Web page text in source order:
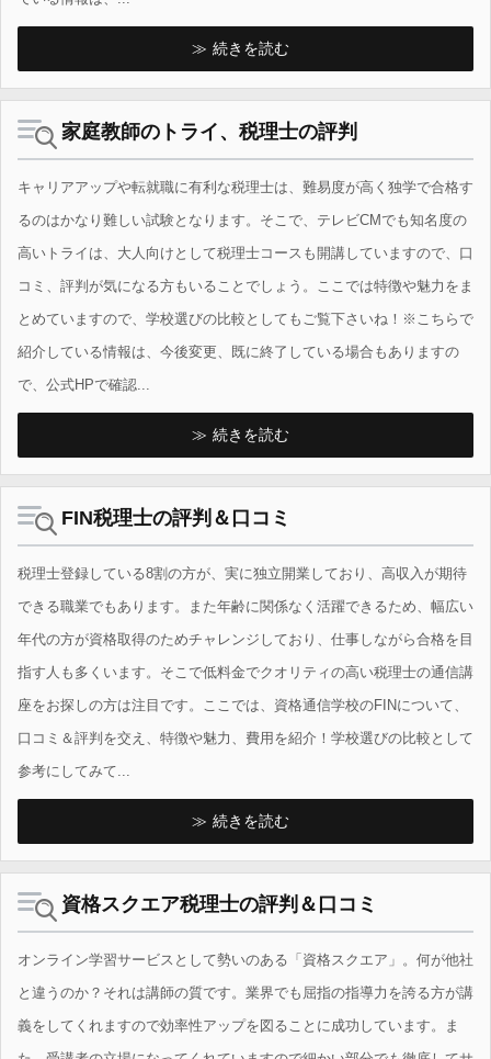
続きを読む
家庭教師のトライ、税理士の評判
キャリアアップや転就職に有利な税理士は、難易度が高く独学で合格す
るのはかなり難しい試験となります。そこで、テレビCMでも知名度の
高いトライは、大人向けとして税理士コースも開講していますので、口
コミ、評判が気になる方もいることでしょう。ここでは特徴や魅力をま
とめていますので、学校選びの比較としてもご覧下さいね！※こちらで
紹介している情報は、今後変更、既に終了している場合もありますの
で、公式HPで確認...
続きを読む
FIN税理士の評判＆口コミ
税理士登録している8割の方が、実に独立開業しており、高収入が期待
できる職業でもあります。また年齢に関係なく活躍できるため、幅広い
年代の方が資格取得のためチャレンジしており、仕事しながら合格を目
指す人も多くいます。そこで低料金でクオリティの高い税理士の通信講
座をお探しの方は注目です。ここでは、資格通信学校のFINについて、
口コミ＆評判を交え、特徴や魅力、費用を紹介！学校選びの比較として
参考にしてみて...
続きを読む
資格スクエア税理士の評判＆口コミ
オンライン学習サービスとして勢いのある「資格スクエア」。何が他社
と違うのか？それは講師の質です。業界でも屈指の指導力を誇る方が講
義をしてくれますので効率性アップを図ることに成功しています。ま